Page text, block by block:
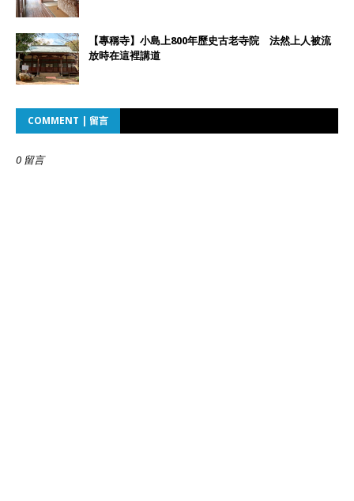
【專稱寺】小島上800年歷史古老寺院 法然上人被流
放時在這裡講道
COMMENT | 留言
0 留言